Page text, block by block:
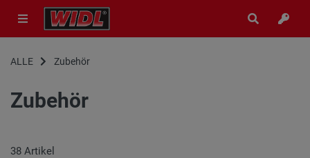
ALLE Zubehör
Zubehör
38 Artikel